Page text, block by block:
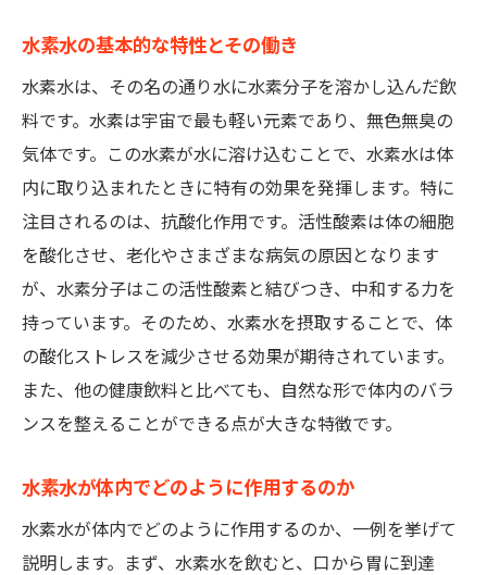
水素水が持つ抗炎症作用
免疫力の向上と水素水の関係
実例から見る水素水の健康効果
水素水を効果的に飲むためのタイミングと方法
水素水を飲む最適なタイミングとは
それぞれの生活シーンに合わせた水素水の
飲み方
水素水の適切な摂取量とその理由
運動前後に水素水を飲むべきか
水素水の定期的な摂取の重要性
水素水が美容に与える効果とそのメカニズム
水素水の基本的な特性とその働き
水素水は、その名の通り水に水素分子を溶かし込んだ飲
料です。水素は宇宙で最も軽い元素であり、無色無臭の
気体です。この水素が水に溶け込むことで、水素水は体
内に取り込まれたときに特有の効果を発揮します。特に
注目されるのは、抗酸化作用です。活性酸素は体の細胞
を酸化させ、老化やさまざまな病気の原因となります
が、水素分子はこの活性酸素と結びつき、中和する力を
持っています。そのため、水素水を摂取することで、体
の酸化ストレスを減少させる効果が期待されています。
また、他の健康飲料と比べても、自然な形で体内のバラ
ンスを整えることができる点が大きな特徴です。
水素水が体内でどのように作用するのか
水素水が体内でどのように作用するのか、一例を挙げて
説明します。まず、水素水を飲むと、口から胃に到達